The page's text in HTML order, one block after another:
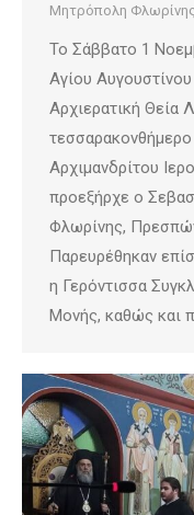
Μητρόπολη Φλωρίνης
Το Σάββατο 1
Αγίου
Αρχιερατική Θεία
Αρχιμανδρίτου
προεξήρχε ο
Φλωρίνης, Πρεσπών
Παρευρέθηκαν
η Γερόντισσα
Μονής, καθώς και